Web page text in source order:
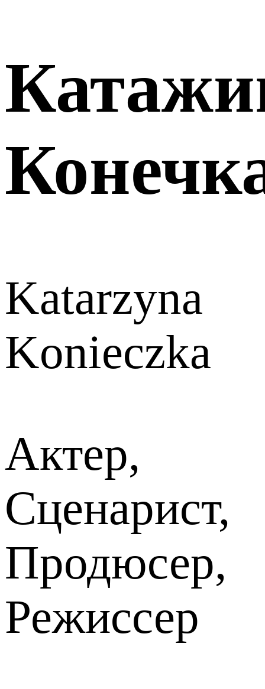
Katarzyna
Konieczka
Актер,
Сценарист,
Продюсер,
Режиссер